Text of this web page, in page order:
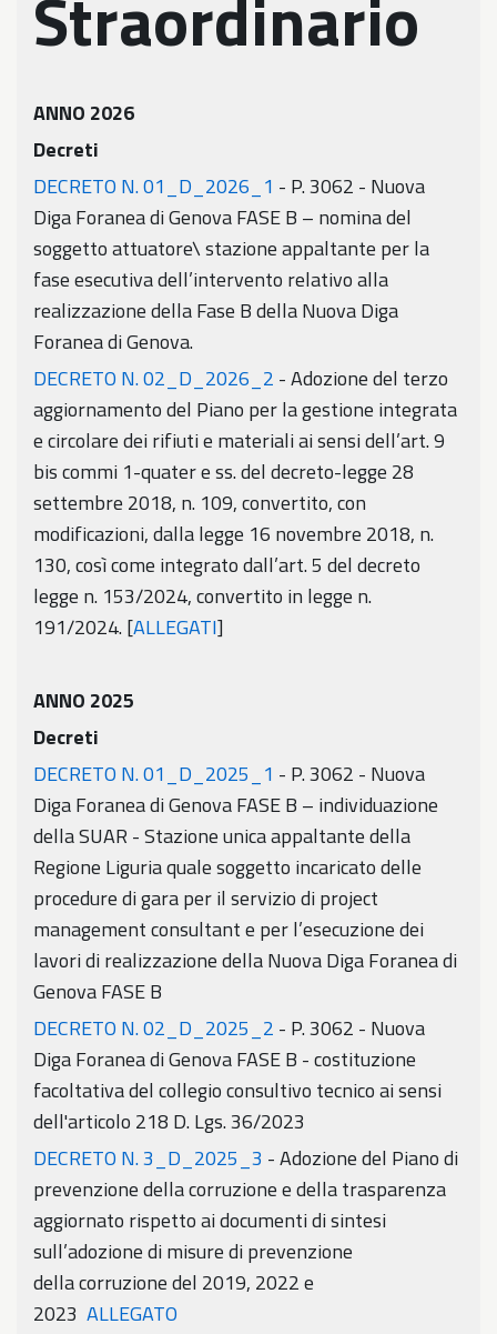
Straordinario
ANNO 2026
Decreti
DECRETO N. 01_D_2026_1 - P. 3062 - Nuova
Diga Foranea di Genova FASE B – nomina del
soggetto attuatore\ stazione appaltante per la
fase esecutiva dell’intervento relativo alla
realizzazione della Fase B della Nuova Diga
Foranea di Genova.
DECRETO N. 02_D_2026_2 - Adozione del terzo
aggiornamento del Piano per la gestione integrata
e circolare dei rifiuti e materiali ai sensi dell’art. 9
bis commi 1-quater e ss. del decreto-legge 28
settembre 2018, n. 109, convertito, con
modificazioni, dalla legge 16 novembre 2018, n.
130, così come integrato dall’art. 5 del decreto
legge n. 153/2024, convertito in legge n.
191/2024. [ALLEGATI]
ANNO 2025
Decreti
DECRETO N. 01_D_2025_1 - P. 3062 - Nuova
Diga Foranea di Genova FASE B – individuazione
della SUAR - Stazione unica appaltante della
Regione Liguria quale soggetto incaricato delle
procedure di gara per il servizio di project
management consultant e per l’esecuzione dei
lavori di realizzazione della Nuova Diga Foranea di
Genova FASE B
DECRETO N. 02_D_2025_2 - P. 3062 - Nuova
Diga Foranea di Genova FASE B - costituzione
facoltativa del collegio consultivo tecnico ai sensi
dell'articolo 218 D. Lgs. 36/2023
DECRETO N. 3_D_2025_3 - Adozione del Piano di
prevenzione della corruzione e della trasparenza
aggiornato rispetto ai documenti di sintesi
sull’adozione di misure di prevenzione
della corruzione del 2019, 2022 e
2023 ALLEGATO